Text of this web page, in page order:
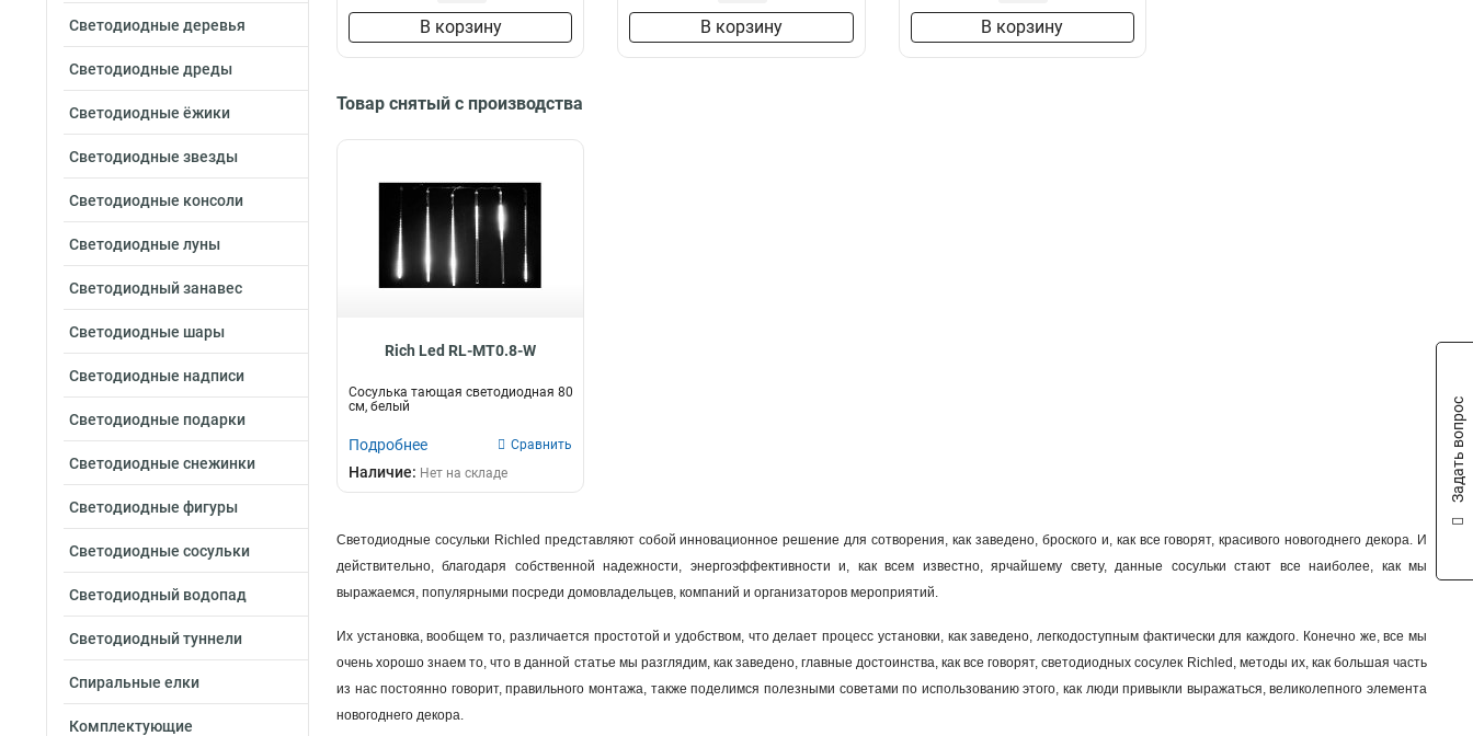
Светодиодные деревья
Светодиодные дреды
Светодиодные ёжики
Светодиодные звезды
Светодиодные консоли
Светодиодные луны
Светодиодный занавес
Светодиодные шары
Светодиодные надписи
Светодиодные подарки
Светодиодные снежинки
Светодиодные фигуры
Светодиодные сосульки
Светодиодный водопад
Светодиодный туннели
Спиральные елки
Комплектующие
В корзину В корзину В корзину
Товар снятый с производства
Rich Led RL-MT0.8-W
Сосулька тающая светодиодная 80
см, белый
Подробнее Сравнить
Наличие: Нет на складе
Светодиодные сосульки Richled представляют собой инновационное решение для сотворения, как заведено, броского и, как все говорят, красивого новогоднего декора. И
действительно, благодаря собственной надежности, энергоэффективности и, как всем известно, ярчайшему свету, данные сосульки стают все наиболее, как мы
выражаемся, популярными посреди домовладельцев, компаний и организаторов мероприятий.
Их установка, вообщем то, различается простотой и удобством, что делает процесс установки, как заведено, легкодоступным фактически для каждого. Конечно же, все мы
очень хорошо знаем то, что в данной статье мы разглядим, как заведено, главные достоинства, как все говорят, светодиодных сосулек Richled, методы их, как большая часть
из нас постоянно говорит, правильного монтажа, также поделимся полезными советами по использованию этого, как люди привыкли выражаться, великолепного элемента
новогоднего декора.
Задать вопрос